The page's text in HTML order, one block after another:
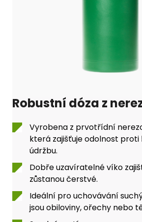
Robustní dóza z
Vyrobena z prvotřídní
která zajišťuje odolnost proti
údržbu.
Dobře uzavíratelné víko
zůstanou čerstvé.
Ideální pro uchovávání
jsou obiloviny, ořechy nebo